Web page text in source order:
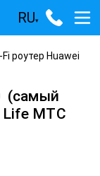
RU▾
Fi роутер Huawei
(самый
Life MTC